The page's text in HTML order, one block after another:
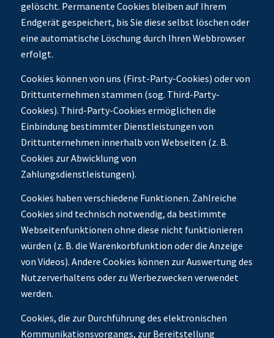
gelöscht. Permanente Cookies bleiben auf Ihrem
Endgerät gespeichert, bis Sie diese selbst löschen oder
eine automatische Löschung durch Ihren Webbrowser
erfolgt.
Cookies können von uns (First-Party-Cookies) oder von
Drittunternehmen stammen (sog. Third-Party-
Cookies). Third-Party-Cookies ermöglichen die
Einbindung bestimmter Dienstleistungen von
Drittunternehmen innerhalb von Webseiten (z. B.
Cookies zur Abwicklung von
Zahlungsdienstleistungen).
Cookies haben verschiedene Funktionen. Zahlreiche
Cookies sind technisch notwendig, da bestimmte
Webseitenfunktionen ohne diese nicht funktionieren
würden (z. B. die Warenkorbfunktion oder die Anzeige
von Videos). Andere Cookies können zur Auswertung des
Nutzerverhaltens oder zu Werbezwecken verwendet
werden.
Cookies, die zur Durchführung des elektronischen
Kommunikationsvorgangs, zur Bereitstellung